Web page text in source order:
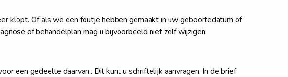
klopt. Of als we een foutje hebben gemaakt in uw geboortedatum of
of behandelplan mag u bijvoorbeeld niet zelf wijzigen.
een gedeelte daarvan.. Dit kunt u schriftelijk aanvragen. In de brief